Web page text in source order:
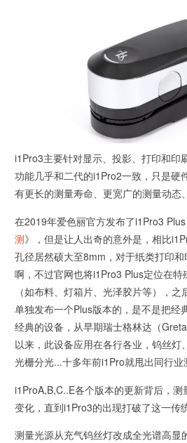
i1Pro3主要针对显示、投影、打印和印
功能几乎和二代的i1Pro2一致，只是硬
有更长的测量寿命、更宽广的测量动态
在2019年爱色丽官方发布了i1Pro3
测》，但是让人出奇的意外是，相比
孔径居然硕大至8mm，对于纸类打印
啊，不过官网也将i1Pro3 Plus定位在特
（如布料、灯箱片、光泽胶片等），
单独发布一个Plus版本的，是不是把经
经典的设备，从早期瑞士格林达（
以来，此设备应用在各行各业，钨丝灯
光栅分光...十多年前i1Pro就甩出同行业
i1ProA,B,C..E各个版本的更新背后，
变化，直到i1Pro3的出现打破了这一传
测量光源从充气钨丝灯改成全光谱高显